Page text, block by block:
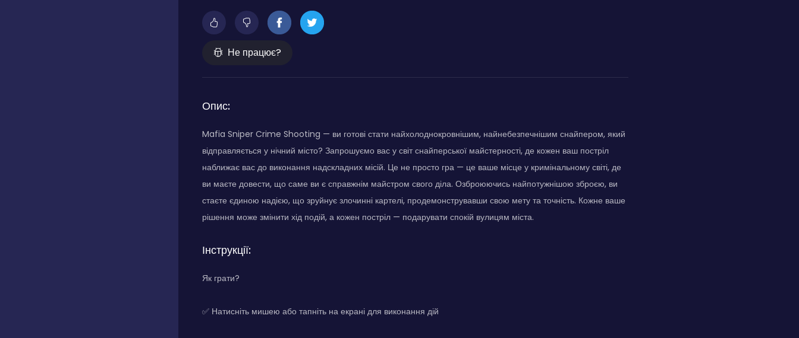
Не працює?
Опис:
Mafia Sniper Crime Shooting — ви готові стати найхолоднокровнішим, найнебезпечнішим снайпером, який
відправляється у нічний місто? Запрошуємо вас у світ снайперської майстерності, де кожен ваш постріл
наближає вас до виконання надскладних місій. Це не просто гра — це ваше місце у кримінальному світі, де
ви маєте довести, що саме ви є справжнім майстром свого діла. Озброюючись найпотужнішою зброєю, ви
стаєте єдиною надією, що зруйнує злочинні картелі, продемонструвавши свою мету та точність. Кожне ваше
рішення може змінити хід подій, а кожен постріл — подарувати спокій вулицям міста.
Інструкції:
Як грати?
✅ Натисніть мишею або тапніть на екрані для виконання дій